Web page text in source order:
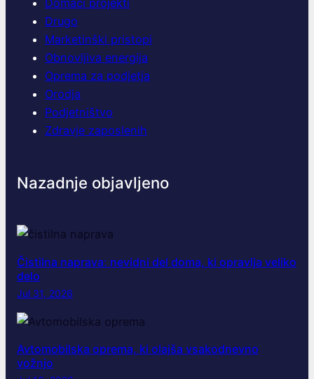
Drugo
Marketinški pristopi
Obnovljiva energija
Oprema za podjetja
Orodja
Podjetništvo
Zdravje zaposlenih
Nazadnje objavljeno
Čistilna naprava: nevidni del doma, ki opravlja veliko
delo
Jul 31, 2026
Avtomobilska oprema, ki olajša vsakodnevno
vožnjo